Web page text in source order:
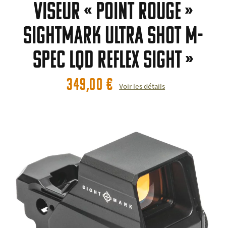
Viseur « point rouge »
Sightmark Ultra Shot M-
Spec LQD reflex sight »
349,00€ Voir les détails